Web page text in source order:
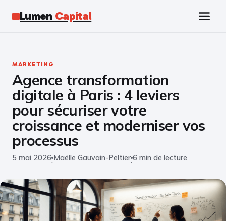
Lumen Capital
Business
Finance
Marketing
Éducation
Emploi
MARKETING
Agence transformation
digitale à Paris : 4 leviers
pour sécuriser votre
croissance et moderniser vos
processus
5 mai 2026
·
Maëlle Gauvain-Peltier
·
6 min de lecture